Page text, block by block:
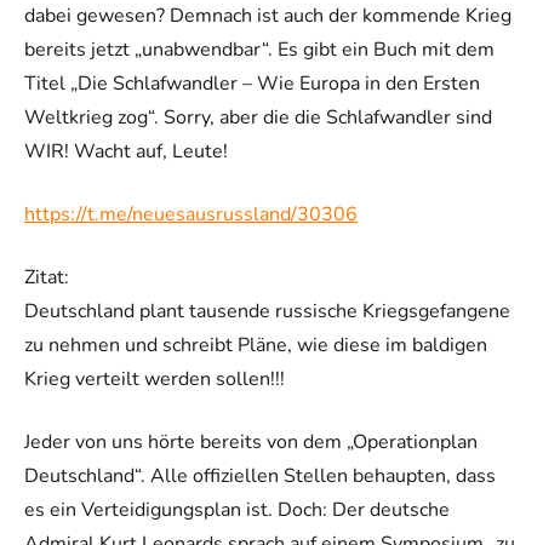
dabei gewesen? Demnach ist auch der kommende Krieg
bereits jetzt „unabwendbar“. Es gibt ein Buch mit dem
Titel „Die Schlafwandler – Wie Europa in den Ersten
Weltkrieg zog“. Sorry, aber die die Schlafwandler sind
WIR! Wacht auf, Leute!
https://t.me/neuesausrussland/30306
Zitat:
Deutschland plant tausende russische Kriegsgefangene
zu nehmen und schreibt Pläne, wie diese im baldigen
Krieg verteilt werden sollen!!!
Jeder von uns hörte bereits von dem „Operationplan
Deutschland“. Alle offiziellen Stellen behaupten, dass
es ein Verteidigungsplan ist. Doch: Der deutsche